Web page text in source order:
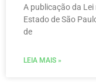
A publicação da
Estado de São
de
LEIA MAIS »